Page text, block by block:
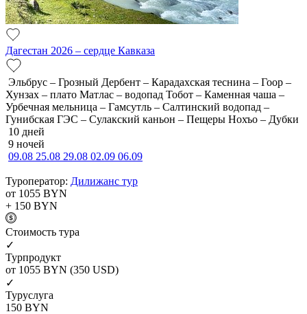
Дагестан 2026 – сердце Кавказа
Эльбрус – Грозный Дербент – Карадахская теснина – Гоор –
Хунзах – плато Матлас – водопад Тобот – Каменная чаша –
Урбечная мельница – Гамсутль – Салтинский водопад –
Гунибская ГЭС – Сулакский каньон – Пещеры Нохъо – Дубки
10 дней
9 ночей
09.08 25.08 29.08 02.09 06.09
Туроператор: Дилижанс тур
от 1055 BYN
+ 150 BYN
Cтоимость тура
✓
Турпродукт
от 1055 BYN (350 USD)
✓
Туруслуга
150 BYN